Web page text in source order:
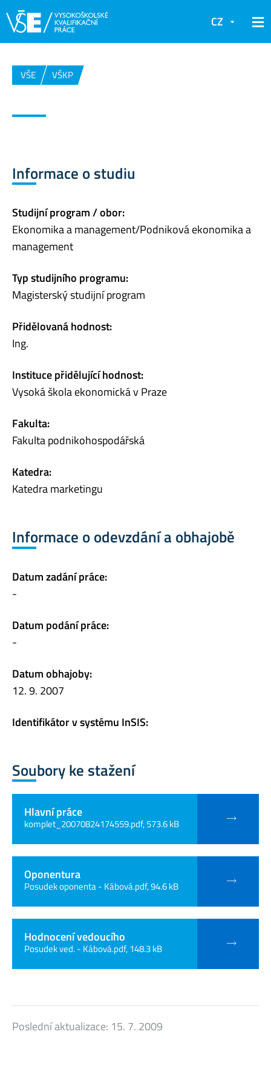
CZ
VŠE VŠKP
Informace o studiu
Studijní program / obor:
Ekonomika a management/Podniková ekonomika a
management
Typ studijního programu:
Magisterský studijní program
Přidělovaná hodnost:
Ing.
Instituce přidělující hodnost:
Vysoká škola ekonomická v Praze
Fakulta:
Fakulta podnikohospodářská
Katedra:
Katedra marketingu
Informace o odevzdání a obhajobě
Datum zadání práce:
-
Datum podání práce:
-
Datum obhajoby:
12. 9. 2007
Identifikátor v systému InSIS:
Soubory ke stažení
Hlavní práce
komplet_20070824174559.pdf, 573.6 kB
Oponentura
Posudek oponenta - Kábová.pdf, 94.6 kB
Hodnocení vedoucího
Posudek ved. - Kábová.pdf, 148.3 kB
Poslední aktualizace: 15. 7. 2009